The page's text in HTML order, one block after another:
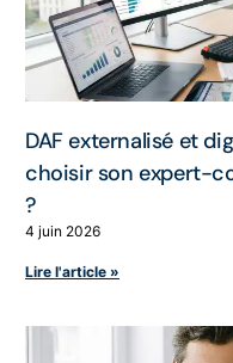
DAF externalisé et
choisir son expert-
?
4 juin 2026
Lire l'article »